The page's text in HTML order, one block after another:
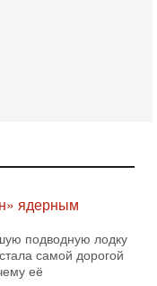
с
список
ядерным
подводную лодку
самой дорогой
её